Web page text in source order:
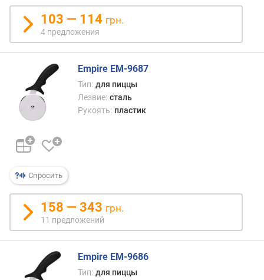
в
х
о
и
м
о
т
о
х
103 — 114 грн.
4 предложения
Спросить
Empire EM-9687
Тип: для пиццы
Лезвие: сталь
Рукоять: пластик
158 — 343 грн.
11 предложений
Empire EM-9686
Тип: для пиццы